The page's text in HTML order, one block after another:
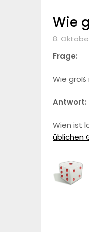
Wie
8.
Frage:
Wie groß
Antwort:
Wien ist
üblichen